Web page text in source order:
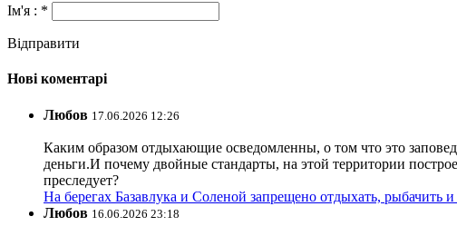
Ім'я : *
Відправити
Нові коментарі
Любов 17.06.2026 12:26
Каким образом отдыхающие осведомленны, о том что это
деньги.И почему двойные стандарты, на этой территории
преследует?
На берегах Базавлука и Соленой запрещено отдыхать, рыбачить
Любов 16.06.2026 23:18